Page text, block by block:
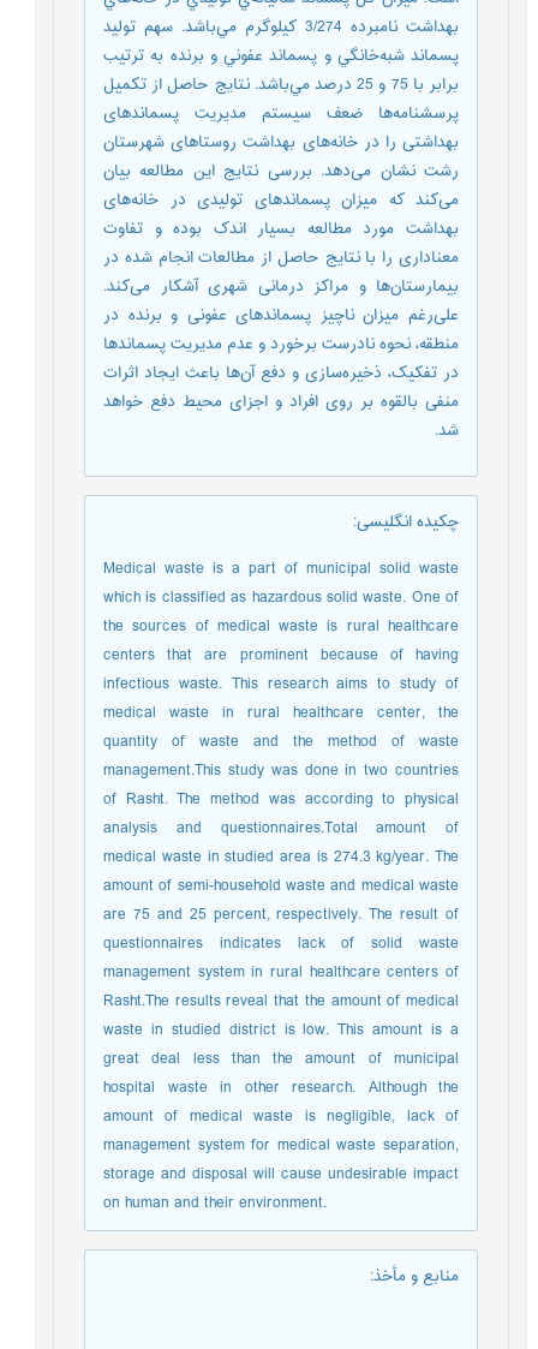
بهداشت نامبرده 3/274 كيلوگرم مي‌باشد. سهم توليد
پسماند شبه‌خانگي و پسماند عفوني و برنده به ترتيب
برابر با 75 و 25 درصد مي‌باشد. نتایج حاصل از تکمیل
پرسشنامه‌ها ضعف سیستم مدیریت پسماندهای
بهداشتی را در خانه‌های بهداشت روستاهای شهرستان
رشت نشان می‌دهد. بررسی نتایج این مطالعه بیان
می‌کند که میزان پسماندهای تولیدی در خانه‌های
بهداشت مورد مطالعه بسیار اندک بوده و تفاوت
معناداری را با نتایج حاصل از مطالعات انجام شده در
بیمارستان‌ها و مراکز درمانی شهری آشکار می‌کند.
علی‌رغم میزان ناچیز پسماندهای عفونی و برنده در
منطقه، نحوه نادرست برخورد و عدم مدیریت پسماندها
در تفکیک، ذخیره‌سازی و دفع آن‌ها باعث ایجاد اثرات
منفی بالقوه بر روی افراد و اجزای محیط دفع خواهد
شد.
چکیده انگلیسی:
Medical waste is a part of municipal solid waste
which is classified as hazardous solid waste. One of
the sources of medical waste is rural healthcare
centers that are prominent because of having
infectious waste. This research aims to study of
medical waste in rural healthcare center, the
quantity of waste and the method of waste
management.This study was done in two countries
of Rasht. The method was according to physical
analysis and questionnaires.Total amount of
medical waste in studied area is 274.3 kg/year. The
amount of semi-household waste and medical waste
are 75 and 25 percent, respectively. The result of
questionnaires indicates lack of solid waste
management system in rural healthcare centers of
Rasht.The results reveal that the amount of medical
waste in studied district is low. This amount is a
great deal less than the amount of municipal
hospital waste in other research. Although the
amount of medical waste is negligible, lack of
management system for medical waste separation,
storage and disposal will cause undesirable impact
on human and their environment.
منابع و مأخذ: